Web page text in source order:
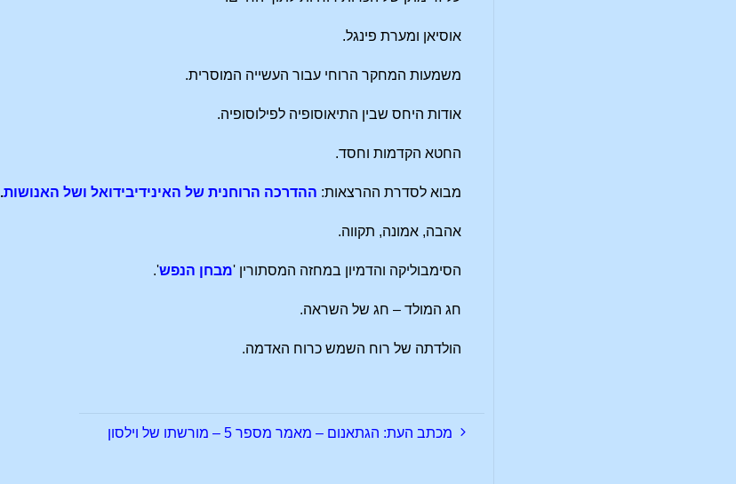
אוסיאן ומערת פינגל.
משמעות המחקר הרוחי עבור העשייה המוסרית.
אודות היחס שבין התיאוסופיה לפילוסופיה.
החטא הקדמות וחסד.
מבוא לסדרת ההרצאות: ההדרכה הרוחנית של האינידיבידואל ושל האנושות.
אהבה, אמונה, תקווה.
הסימבוליקה והדמיון במחזה המסתורין 'מבחן הנפש'.
חג המולד – חג של השראה.
הולדתה של רוח השמש כרוח האדמה.
מכתב העת: הגתאנום – מאמר מספר 5 – מורשתו של וילסון